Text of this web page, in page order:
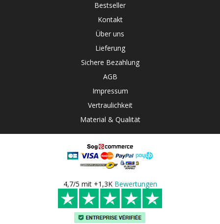
Bestseller
Kontakt
Über uns
Lieferung
Sichere Bezahlung
AGB
Impressum
Vertraulichkeit
Material & Qualität
4,7/5 mit +1,3K Bewertungen